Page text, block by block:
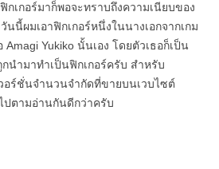
กเกอร์มาก็พอจะทราบถึงความเนียบของ
นนี้ผมเอาฟิกเกอร์หนึ่งในนางเอกจากเกม
Amagi Yukiko นั้นเอง โดยตัวเธอก็เป็น
นำมาทำเป็นฟิกเกอร์ครับ สำหรับ
อร์ชั่นจำนวนจำกัดที่ขายบนเวบไซต์
ปตามอ่านกันดีกว่าครับ